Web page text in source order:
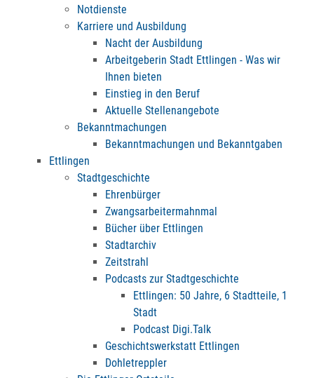
Notdienste
Karriere und Ausbildung
Nacht der Ausbildung
Arbeitgeberin Stadt Ettlingen - Was wir
Ihnen bieten
Einstieg in den Beruf
Aktuelle Stellenangebote
Bekanntmachungen
Bekanntmachungen und Bekanntgaben
Ettlingen
Stadtgeschichte
Ehrenbürger
Zwangsarbeitermahnmal
Bücher über Ettlingen
Stadtarchiv
Zeitstrahl
Podcasts zur Stadtgeschichte
Ettlingen: 50 Jahre, 6 Stadtteile, 1
Stadt
Podcast Digi.Talk
Geschichtswerkstatt Ettlingen
Dohletreppler